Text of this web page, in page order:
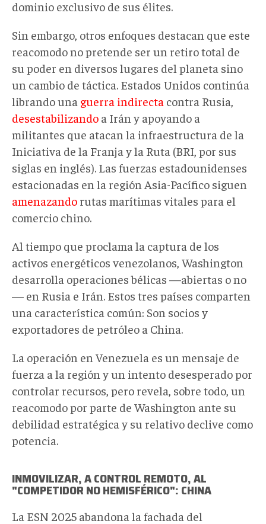
dominio exclusivo de sus élites.
Sin embargo, otros enfoques destacan que este
reacomodo no pretende ser un retiro total de
su poder en diversos lugares del planeta sino
un cambio de táctica. Estados Unidos continúa
librando una guerra indirecta contra Rusia,
desestabilizando a Irán y apoyando a
militantes que atacan la infraestructura de la
Iniciativa de la Franja y la Ruta (BRI, por sus
siglas en inglés). Las fuerzas estadounidenses
estacionadas en la región Asia-Pacífico siguen
amenazando rutas marítimas vitales para el
comercio chino.
Al tiempo que proclama la captura de los
activos energéticos venezolanos, Washington
desarrolla operaciones bélicas —abiertas o no
— en Rusia e Irán. Estos tres países comparten
una característica común: Son socios y
exportadores de petróleo a China.
La operación en Venezuela es un mensaje de
fuerza a la región y un intento desesperado por
controlar recursos, pero revela, sobre todo, un
reacomodo por parte de Washington ante su
debilidad estratégica y su relativo declive como
potencia.
INMOVILIZAR, A CONTROL REMOTO, AL
"COMPETIDOR NO HEMISFÉRICO": CHINA
La ESN 2025 abandona la fachada del